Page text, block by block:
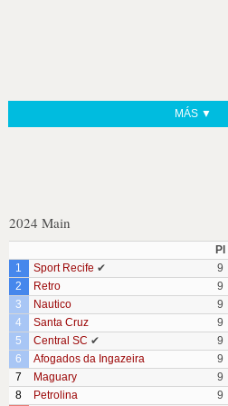
MÁS ▼
2024 Main
Pl
1
Sport Recife ✔ 9
2
Retro 9
3
Nautico 9
4
Santa Cruz 9
5
Central SC ✔ 9
6
Afogados da Ingazeira 9
7
Maguary 9
8
Petrolina 9